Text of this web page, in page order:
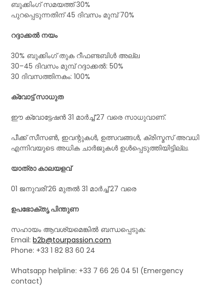
ബുക്കിംഗ് സമയത്ത് 30%
പുറപ്പെടുന്നതിന് 45 ദിവസം മുമ്പ് 70%
റദ്ദാക്കൽ നയം
30% ബുക്കിംഗ് തുക റീഫണ്ടബിൾ അല്ല
30–45 ദിവസം മുമ്പ് റദ്ദാക്കൽ: 50%
30 ദിവസത്തിനകം: 100%
ക്വോട്ട് സാധുത
ഈ ക്വോട്ടേഷൻ 31 മാർച്ച്’27 വരെ സാധുവാണ്.
പീക്ക് സീസൺ, ഇവന്റുകൾ, ഉത്സവങ്ങൾ, ക്രിസ്മസ് അവധി
എന്നിവയുടെ അധിക ചാർജുകൾ ഉൾപ്പെടുത്തിയിട്ടില്ല.
യാത്രാ കാലയളവ്
01 ജനുവരി’26 മുതൽ 31 മാർച്ച്’27 വരെ
ഉപഭോക്തൃ പിന്തുണ
സഹായം ആവശ്യമെങ്കിൽ ബന്ധപ്പെടുക:
Email:b2b@tourpassion.com
Phone: +33 1 82 83 60 24
Whatsapp helpline: +33 7 66 26 04 51 (Emergency
contact)